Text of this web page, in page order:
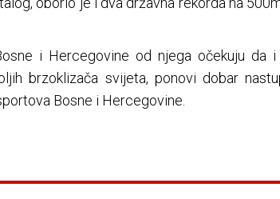
i Hercegovine od njega očekuju da i
brzoklizača svijeta, ponovi dobar
Bosne i Hercegovine.